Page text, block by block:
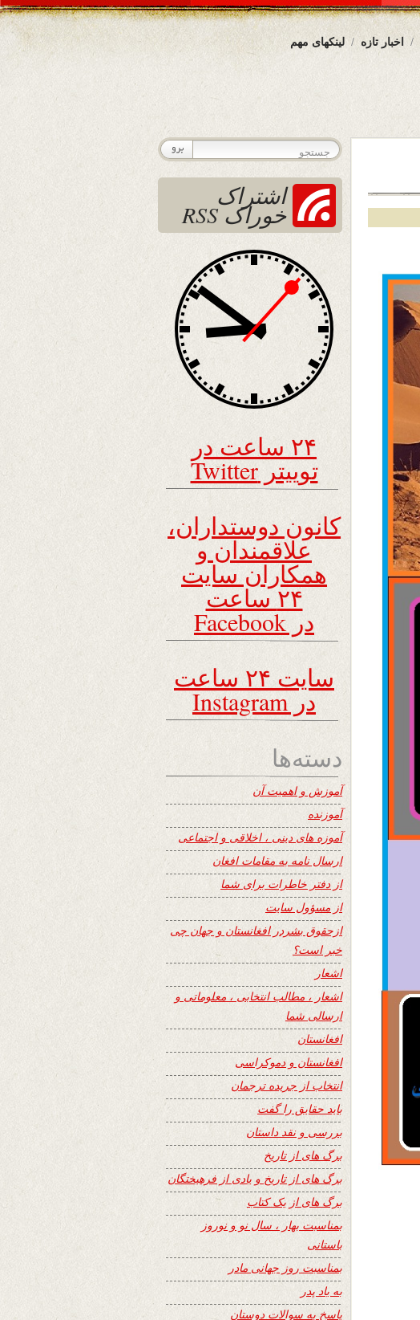
لینکهای مهم اخبار تازه
اشتراک
خوراک RSS
۲۴ ساعت در
توییتر Twitter
کانون دوستداران،
علاقمندان و
همکاران سایت
۲۴ ساعت
در Facebook
سایت ۲۴ ساعت
در Instagram
دسته‌ها
آموزش و اهمیت آن
آموزنده
آموزه های دینی ، اخلاقی و اجتماعی
ارسال نامه به مقامات افغان
از دفتر خاطرات برای شما
از مسؤول سایت
ازحقوق بشردر افغانستان و جهان چی
خبر است؟
اشعار
اشعار ، مطالب انتخابی ، معلوماتی و
ارسالی شما
افغانستان
افغانستان و دموکراسی
انتخاب از جریده ترجمان
باید حقایق را گفت
بررسی و نقد داستان
برگ های از تاریخ
برگ های از تاریخ و یادی از فرهیختگان
برگ های از یک کتاب
بمناسبت بهار ، سال نو و نوروز
باستانی
بمناسبت روز جهانی مادر
به یاد پدر
پاسخ به سوالات دوستان